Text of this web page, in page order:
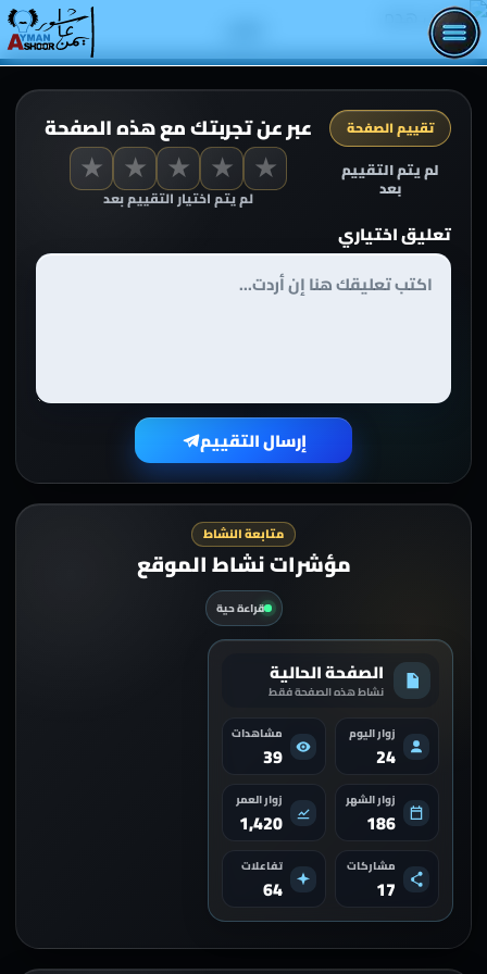
عبر عن تجربتك مع هذه الصفحة تقييم الصفحة
★ ★ ★ ★ ★
لم يتم اختيار التقييم بعد
لم يتم التقييم
بعد
تعليق اختياري
إرسال التقييم
متابعة النشاط
مؤشرات نشاط الموقع
قراءة حية
الصفحة الحالية
نشاط هذه الصفحة فقط
زوار اليوم
24
مشاهدات
39
زوار الشهر
186
زوار العمر
1,420
مشاركات
17
تفاعلات
64
الموقع
الموقع
زوار اليوم
71
زوار الشهر
642
زوار إجمالي
5,820
صفحات نشطة
18
تحميلات
93
طلبات
12
كامل الموقع
مؤشرات عامة للدومين
زوار اليوم
214
زوار الشهر
3,870
زوار إجمالي
42,900
تحميلات
1,240
مستفيدون
148
عملاء
690